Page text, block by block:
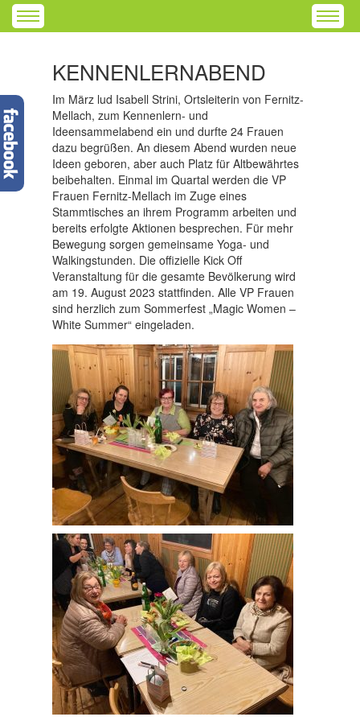
KENNENLERNABEND
Im März lud Isabell Strini, Ortsleiterin von Fernitz-
Mellach, zum Kennenlern- und
Ideensammelabend ein und durfte 24 Frauen
dazu begrüßen. An diesem Abend wurden neue
Ideen geboren, aber auch Platz für Altbewährtes
beibehalten. Einmal im Quartal werden die VP
Frauen Fernitz-Mellach im Zuge eines
Stammtisches an ihrem Programm arbeiten und
bereits erfolgte Aktionen besprechen. Für mehr
Bewegung sorgen gemeinsame Yoga- und
Walkingstunden. Die offizielle Kick Off
Veranstaltung für die gesamte Bevölkerung wird
am 19. August 2023 stattfinden. Alle VP Frauen
sind herzlich zum Sommerfest „Magic Women –
White Summer“ eingeladen.